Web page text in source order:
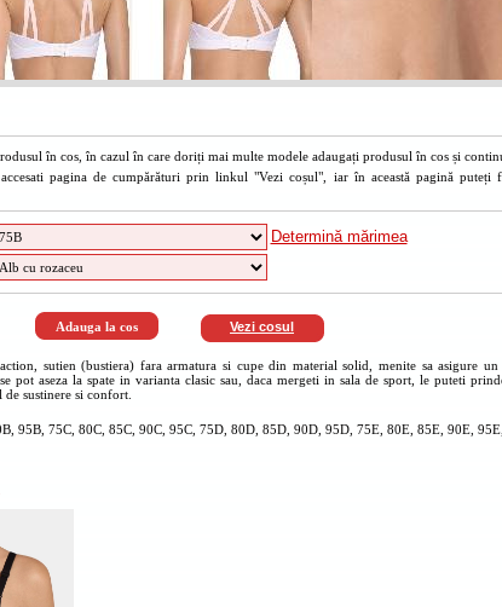
în cos, în cazul în care doriți mai multe modele adaugați produsul în cos și
pagina de cumpărături prin linkul "Vezi coșul", iar în această pagină puteți
Determină mărimea
Vezi cosul
sutien (bustiera) fara armatura si cupe din material solid, menite sa asigure
pot aseza la spate in varianta clasic sau, daca mergeti in sala de sport, le puteti
sustinere si confort.
95B, 75C, 80C, 85C, 90C, 95C, 75D, 80D, 85D, 90D, 95D, 75E, 80E, 85E, 90E,